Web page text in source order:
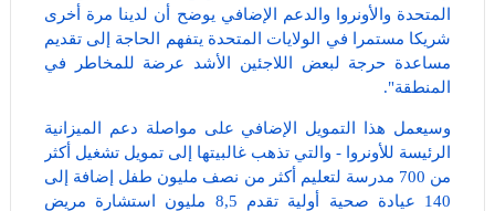
المتحدة والأونروا والدعم الإضافي يوضح أن لدينا مرة أخرى
شريكا مستمرا في الولايات المتحدة يتفهم الحاجة إلى تقديم
مساعدة حرجة لبعض اللاجئين الأشد عرضة للمخاطر في
المنطقة".
وسيعمل هذا التمويل الإضافي على مواصلة دعم الميزانية
الرئيسة للأونروا - والتي تذهب غالبيتها إلى تمويل تشغيل أكثر
من 700 مدرسة لتعليم أكثر من نصف مليون طفل إضافة إلى
140 عيادة صحية أولية تقدم 8,5 مليون استشارة مريض